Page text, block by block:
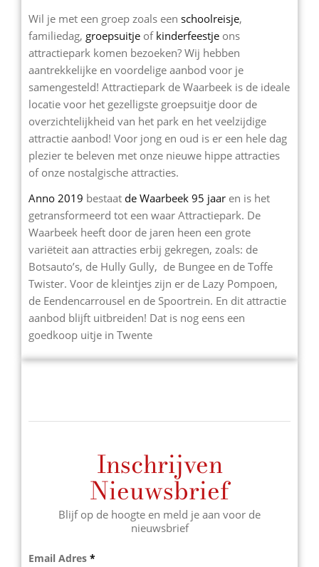
Wil je met een groep zoals een schoolreisje,
familiedag, groepsuitje of kinderfeestje ons
attractiepark komen bezoeken? Wij hebben
aantrekkelijke en voordelige aanbod voor je
samengesteld! Attractiepark de Waarbeek is de ideale
locatie voor het gezelligste groepsuitje door de
overzichtelijkheid van het park en het veelzijdige
attractie aanbod! Voor jong en oud is er een hele dag
plezier te beleven met onze nieuwe hippe attracties
of onze nostalgische attracties.
Anno 2019 bestaat de Waarbeek 95 jaar en is het
getransformeerd tot een waar Attractiepark. De
Waarbeek heeft door de jaren heen een grote
variëteit aan attracties erbij gekregen, zoals: de
Botsauto’s, de Hully Gully, de Bungee en de Toffe
Twister. Voor de kleintjes zijn er de Lazy Pompoen,
de Eendencarrousel en de Spoortrein. En dit attractie
aanbod blijft uitbreiden! Dat is nog eens een
goedkoop uitje in Twente
Inschrijven
Nieuwsbrief
Blijf op de hoogte en meld je aan voor de
nieuwsbrief
Email Adres *